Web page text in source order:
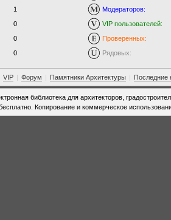
1
0
0
0
Модераторов:
VIP пользователей:
Проверенных:
Рядовых:
VIP | Форум | Памятники Архитектуры | Последние
библиотека для архитекторов,
Копирование и коммерческое